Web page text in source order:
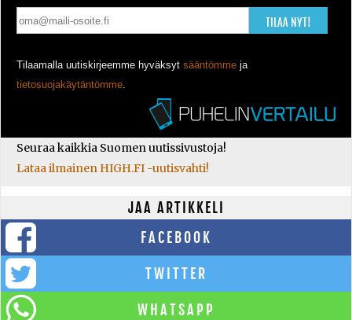
TILAA NYT!
Tilaamalla uutiskirjeemme hyväksyt sääntömme ja
tietosuojakäytäntömme.
Seuraa kaikkia Suomen uutissivustoja!
Lataa ilmainen HIGH.FI -uutisvahti!
JAA ARTIKKELI
FACEBOOK
TWITTER
WHATSAPP